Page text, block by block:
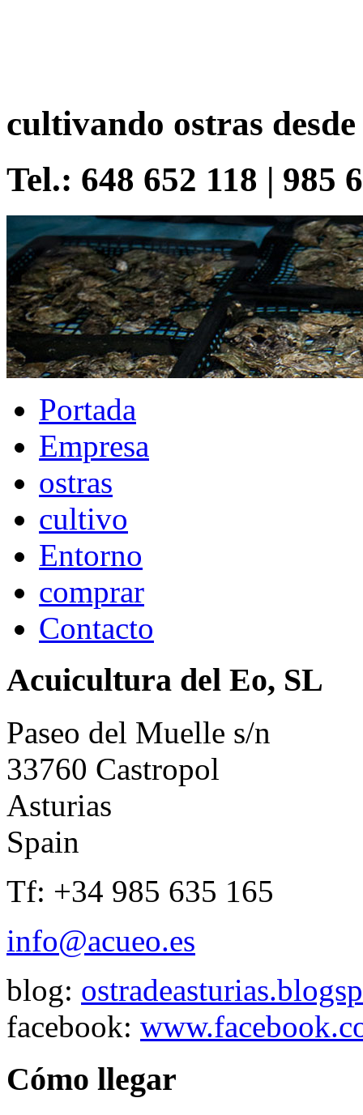
cultivando ostras desde
Tel.: 648 652 118 | 985
Portada
Empresa
ostras
cultivo
Entorno
comprar
Contacto
Acuicultura del Eo, SL
Paseo del Muelle s/n
33760 Castropol
Asturias
Spain
Tf: +34 985 635 165
info@acueo.es
blog:
facebook:
Cómo llegar